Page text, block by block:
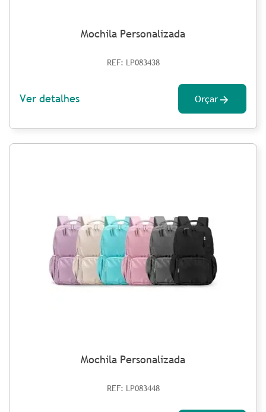
Mochila Personalizada
REF: LP083438
Ver detalhes Orçar
Mochila Personalizada
REF: LP083448